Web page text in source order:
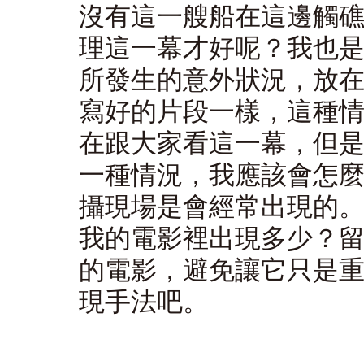
沒有這一艘船在這邊觸
理這一幕才好呢？我也
所發生的意外狀況，放
寫好的片段一樣，這種
在跟大家看這一幕，但
一種情況，我應該會怎
攝現場是會經常出現的
我的電影裡出現多少？
的電影，避免讓它只是
現手法吧。